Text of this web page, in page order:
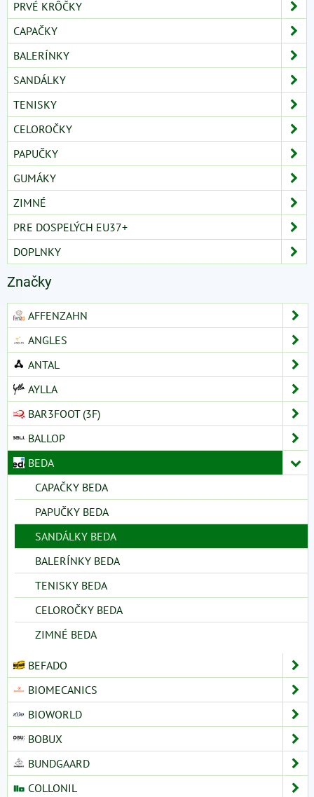
PRVÉ KRÔČKY
CAPAČKY
BALERÍNKY
SANDÁLKY
TENISKY
CELOROČKY
PAPUČKY
GUMÁKY
ZIMNÉ
PRE DOSPELÝCH EU37+
DOPLNKY
Značky
AFFENZAHN
ANGLES
ANTAL
AYLLA
BAR3FOOT (3F)
BALLOP
BEDA
CAPAČKY BEDA
PAPUČKY BEDA
SANDÁLKY BEDA
BALERÍNKY BEDA
TENISKY BEDA
CELOROČKY BEDA
ZIMNÉ BEDA
BEFADO
BIOMECANICS
BIOWORLD
BOBUX
BUNDGAARD
COLLONIL